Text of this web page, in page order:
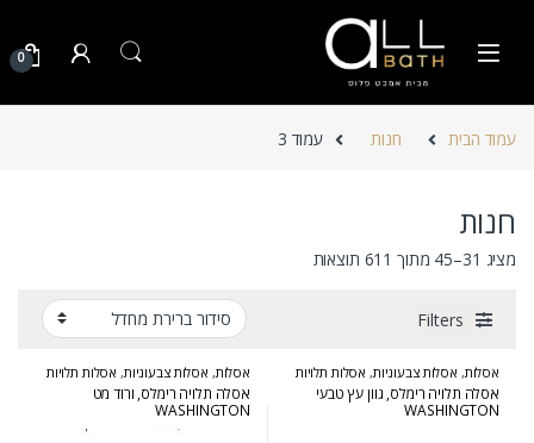
0
עמוד הבית חנות עמוד 3
חנות
מציג 31–45 מתוך 611 תוצאות
Filters
אסלות, אסלות צבעוניות, אסלות תלויות
אסלה תלויה רימלס, גוון עץ טבעי
WASHINGTON
אסלות, אסלות צבעוניות, אסלות תלויות
אסלה תלויה רימלס, ורוד מט
WASHINGTON